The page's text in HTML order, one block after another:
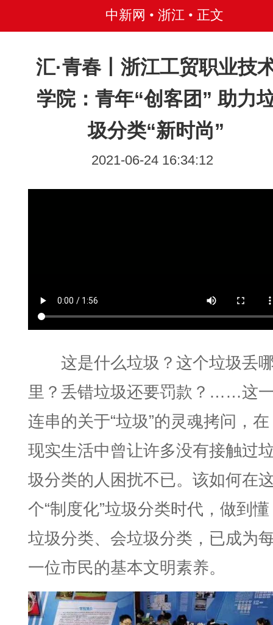
中新网 • 浙江 • 正文
汇·青春丨浙江工贸职业技
学院：青年“创客团” 助力
圾分类“新时尚”
2021-06-24 16:34:12
这是什么垃圾？这个垃圾丢
里？丢错垃圾还要罚款？……这
连串的关于“垃圾”的灵魂拷问，在
现实生活中曾让许多没有接触过
圾分类的人困扰不已。该如何在
个“制度化”垃圾分类时代，做到懂
垃圾分类、会垃圾分类，已成为
一位市民的基本文明素养。